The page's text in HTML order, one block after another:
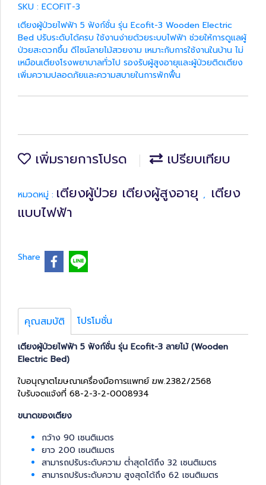
SKU : ECOFIT-3
เตียงผู้ป่วยไฟฟ้า 5 ฟังก์ชั่น รุ่น Ecofit-3 Wooden Electric
Bed ปรับระดับได้ครบ ใช้งานง่ายด้วยระบบไฟฟ้า ช่วยให้การดูแลผู้
ป่วยสะดวกขึ้น ดีไซน์ลายไม้สวยงาม เหมาะกับการใช้งานในบ้าน ไม่
เหมือนเตียงโรงพยาบาลทั่วไป รองรับผู้สูงอายุและผู้ป่วยติดเตียง
เพิ่มความปลอดภัยและความสบายในการพักฟื้น
เพิ่มรายการโปรด เปรียบเทียบ
หมวดหมู่ : เตียงผู้ป่วย เตียงผู้สูงอายุ , เตียง
แบบไฟฟ้า
Share
คุณสมบัติ โปรโมชั่น
เตียงผู้ป่วยไฟฟ้า 5 ฟังก์ชั่น รุ่น Ecofit-3 ลายไม้ (Wooden
Electric Bed)
ใบอนุญาตโฆษณาเครื่องมือการแพทย์ ฆพ.2382/2568
ใบรับจดแจ้งที่ 68-2-3-2-0008934
ขนาดของเตียง
กว้าง 90 เซนติเมตร
ยาว 200 เซนติเมตร
สามารถปรับระดับความ ต่ำสุดได้ถึง 32 เซนติเมตร
สามารถปรับระดับความ สูงสุดได้ถึง 62 เซนติเมตร